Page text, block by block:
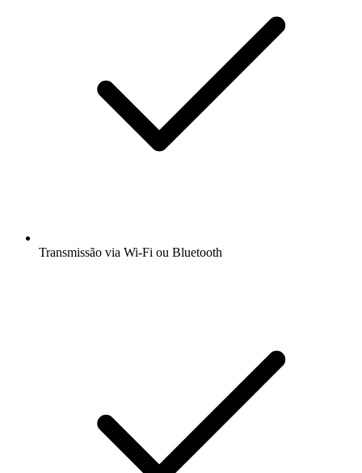
Transmissão via Wi-Fi ou Bluetooth